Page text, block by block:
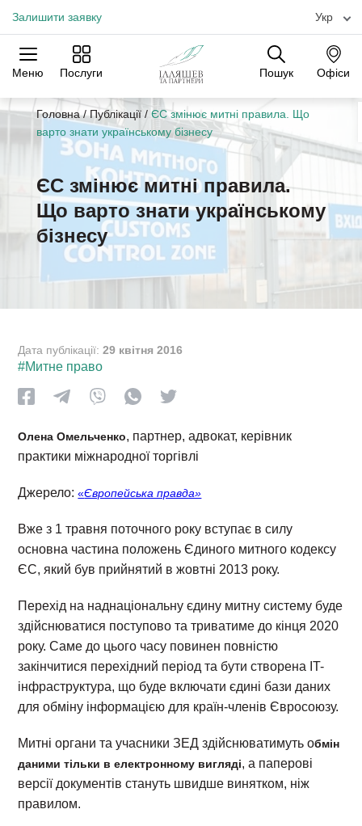
Залишити заявку Укр
Меню Послуги Пошук Офіси
Практики Галузі
Офіси
Головна/Публікації/ ЄС змінює митні правила. Що
варто знати українському бізнесу
ЄС змінює митні правила.
Що варто знати українському
бізнесу
Дата публікації:29 квітня 2016
#Митне право
Олена Омельченко, партнер, адвокат, керівник
практики міжнародної торгівлі
Джерело:«Європейська правда»
Вже з 1 травня поточного року вступає в силу
основна частина положень Єдиного митного кодексу
ЄС, який був прийнятий в жовтні 2013 року.
Перехід на наднаціональну єдину митну систему буде
здійснюватися поступово та триватиме до кінця 2020
року. Саме до цього часу повинен повністю
закінчитися перехідний період та бути створена IT-
інфраструктура, що буде включати єдині бази даних
для обміну інформацією для країн-членів Євросоюзу.
Митні органи та учасники ЗЕД здійснюватимуть обмін
даними тільки в електронному вигляді, а паперові
версії документів стануть швидше винятком, ніж
правилом.